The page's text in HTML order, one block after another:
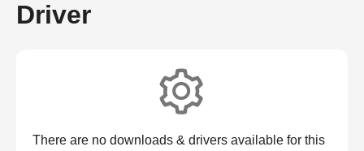
Driver
There are no downloads & drivers available for this